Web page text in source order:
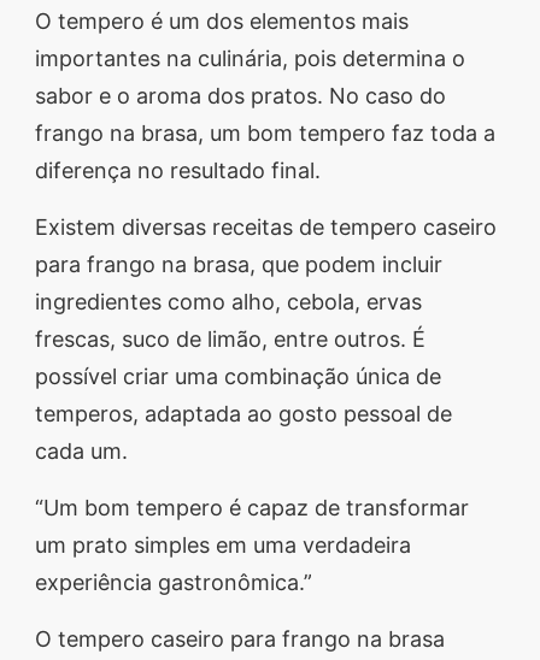
O tempero é um dos elementos mais
importantes na culinária, pois determina o
sabor e o aroma dos pratos. No caso do
frango na brasa, um bom tempero faz toda a
diferença no resultado final.
Existem diversas receitas de tempero caseiro
para frango na brasa, que podem incluir
ingredientes como alho, cebola, ervas
frescas, suco de limão, entre outros. É
possível criar uma combinação única de
temperos, adaptada ao gosto pessoal de
cada um.
“Um bom tempero é capaz de transformar
um prato simples em uma verdadeira
experiência gastronômica.”
O tempero caseiro para frango na brasa